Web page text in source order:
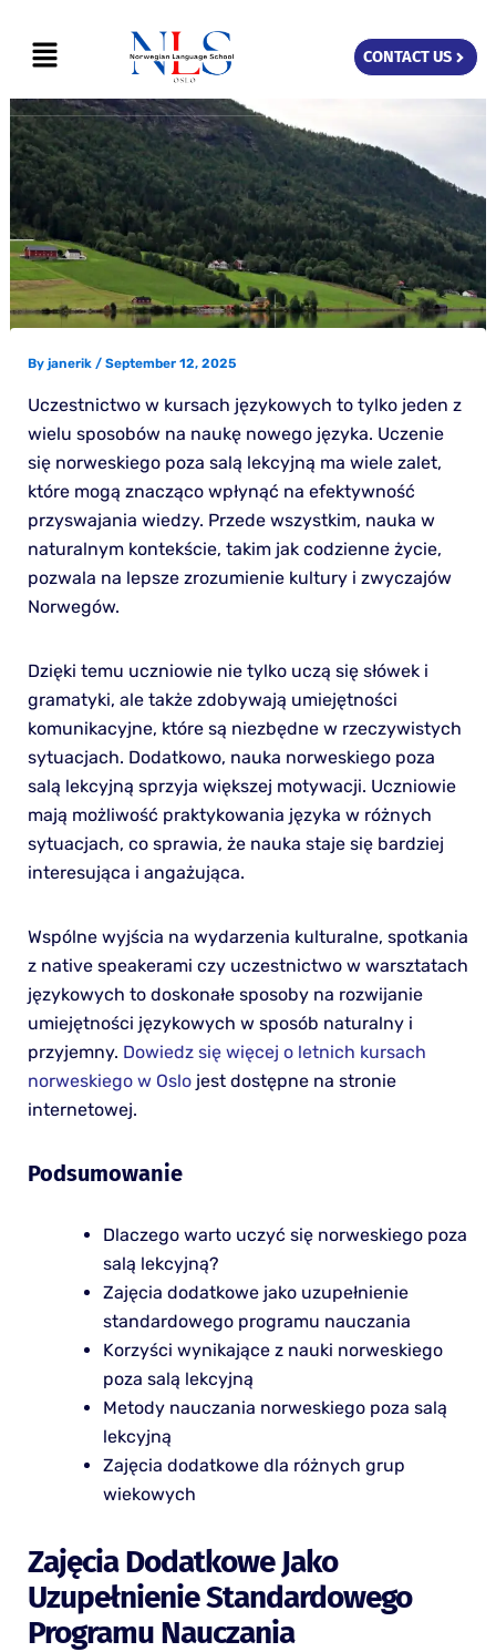
content
Menu CONTACT US
By janerik / September 12, 2025
Uczestnictwo w kursach językowych to tylko jeden z
wielu sposobów na naukę nowego języka. Uczenie
się norweskiego poza salą lekcyjną ma wiele zalet,
które mogą znacząco wpłynąć na efektywność
przyswajania wiedzy. Przede wszystkim, nauka w
naturalnym kontekście, takim jak codzienne życie,
pozwala na lepsze zrozumienie kultury i zwyczajów
Norwegów.
Dzięki temu uczniowie nie tylko uczą się słówek i
gramatyki, ale także zdobywają umiejętności
komunikacyjne, które są niezbędne w rzeczywistych
sytuacjach. Dodatkowo, nauka norweskiego poza
salą lekcyjną sprzyja większej motywacji. Uczniowie
mają możliwość praktykowania języka w różnych
sytuacjach, co sprawia, że nauka staje się bardziej
interesująca i angażująca.
Wspólne wyjścia na wydarzenia kulturalne, spotkania
z native speakerami czy uczestnictwo w warsztatach
językowych to doskonałe sposoby na rozwijanie
umiejętności językowych w sposób naturalny i
przyjemny. Dowiedz się więcej o letnich kursach
norweskiego w Oslojest dostępne na stronie
internetowej.
Podsumowanie
Dlaczego warto uczyć się norweskiego poza
salą lekcyjną?
Zajęcia dodatkowe jako uzupełnienie
standardowego programu nauczania
Korzyści wynikające z nauki norweskiego
poza salą lekcyjną
Metody nauczania norweskiego poza salą
lekcyjną
Zajęcia dodatkowe dla różnych grup
wiekowych
Zajęcia Dodatkowe Jako
Uzupełnienie Standardowego
Programu Nauczania